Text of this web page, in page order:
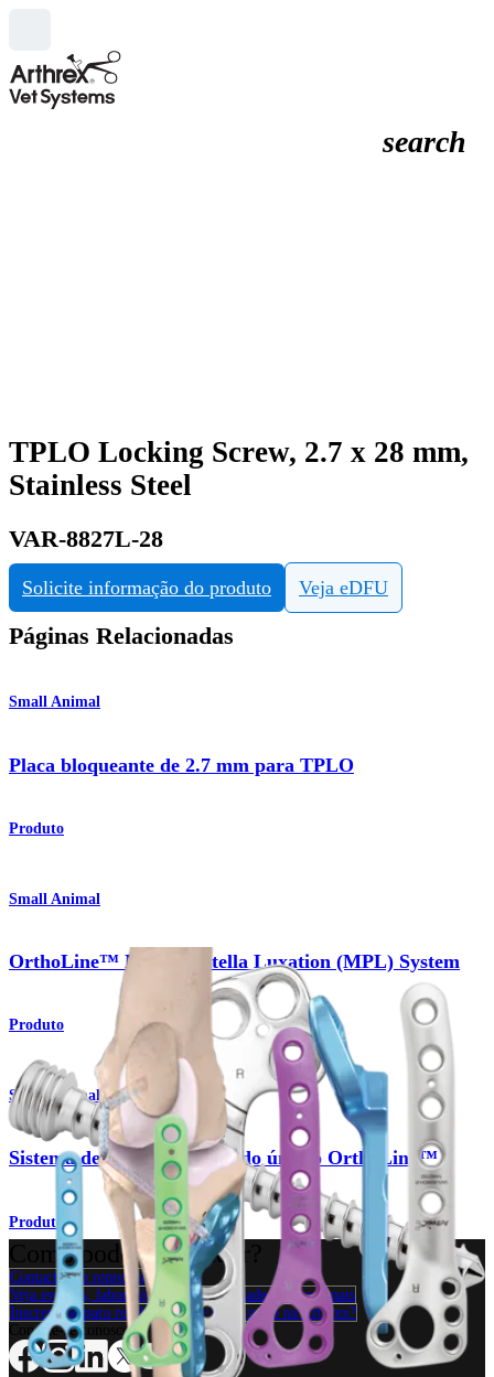
search
TPLO Locking Screw, 2.7 x 28 mm,
Stainless Steel
VAR-8827L-28
Solicite informação do produto Veja eDFU
Páginas Relacionadas
Small Animal
Placa bloqueante de 2.7 mm para TPLO
Produto
Small Animal
OrthoLine™ Medial Patella Luxation (MPL) System
Produto
Small Animal
Sistema de fraturas distais do úmero OrthoLine™
Produto
Como podemos ajudar?
Contacte um representante
Veja eventos, laboratórios e oportunidades educacionais
Inscreva-se para receber: O que há de novo na Arthrex?
Conecte-se conosco